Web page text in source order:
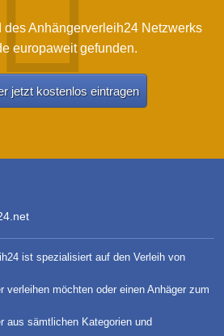
des Anhängerverleih24 Netzwerks
europaweit gefunden.
jetzt kostenlos eintragen
ist spezialisiert auf den Verleih von
verleihen möchten oder einen Anhäger zum
aus sämtlichen Kategorien und